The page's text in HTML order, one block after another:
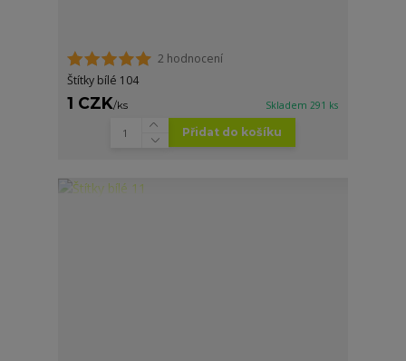
2 hodnocení
Štítky bílé 104
1 CZK/ks Skladem 291 ks
Přidat do košíku